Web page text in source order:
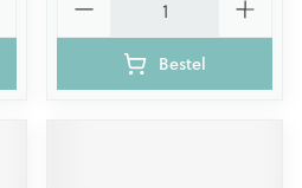
Bestel